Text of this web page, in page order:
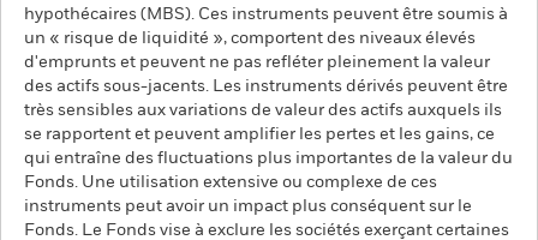
hypothécaires (MBS). Ces instruments peuvent être soumis à
un « risque de liquidité », comportent des niveaux élevés
d'emprunts et peuvent ne pas refléter pleinement la valeur
des actifs sous-jacents. Les instruments dérivés peuvent être
très sensibles aux variations de valeur des actifs auxquels ils
se rapportent et peuvent amplifier les pertes et les gains, ce
qui entraîne des fluctuations plus importantes de la valeur du
Fonds. Une utilisation extensive ou complexe de ces
instruments peut avoir un impact plus conséquent sur le
Fonds. Le Fonds vise à exclure les sociétés exerçant certaines